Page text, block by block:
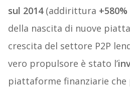
sul 2014 (addirittura
della nascita di nuove
crescita del settore P2P
vero propulsore è stato l’
piattaforme finanziarie